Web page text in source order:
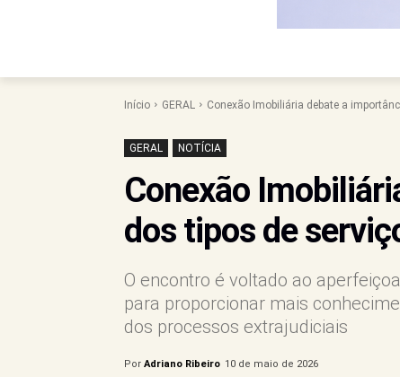
Início GERAL Conexão Imobiliária debate a
GERAL NOTÍCIA
Conexão
dos tipos de
O encontro é voltado ao
para proporcionar mais
dos processos extrajudiciais
Por Adriano Ribeiro 10 de maio de 2026